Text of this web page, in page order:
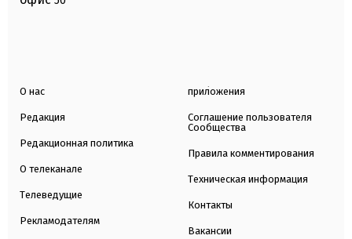
О нас
Редакция
Редакционная политика
О телеканале
Телеведущие
Рекламодателям
приложения
Соглашение пользователя
Сообщества
Правила комментирования
Техническая информация
Контакты
Вакансии